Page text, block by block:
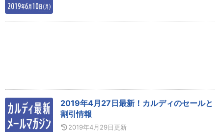
2019年4月27日最新！カルディのセールと
割引情報
2019年4月29日更新